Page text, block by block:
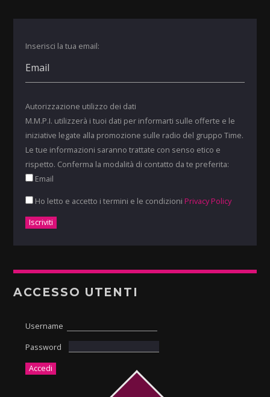
Inserisci la tua email:
Autorizzazione utilizzo dei dati
M.M.P.I. utilizzerà i tuoi dati per informarti sulle offerte e le
iniziative legate alla promozione sulle radio del gruppo Time.
Le tue informazioni saranno trattate con senso etico e
rispetto. Conferma la modalità di contatto da te preferita:
Email
Ho letto e accetto i termini e le condizioni Privacy Policy
ACCESSO UTENTI
Username
Password